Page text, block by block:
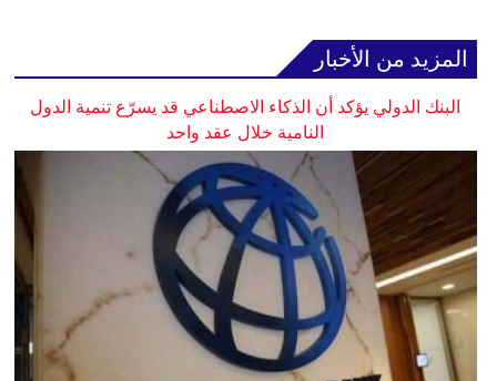
المزيد من الأخبار
البنك الدولي يؤكد أن الذكاء الاصطناعي قد يسرّع تنمية الدول
النامية خلال عقد واحد